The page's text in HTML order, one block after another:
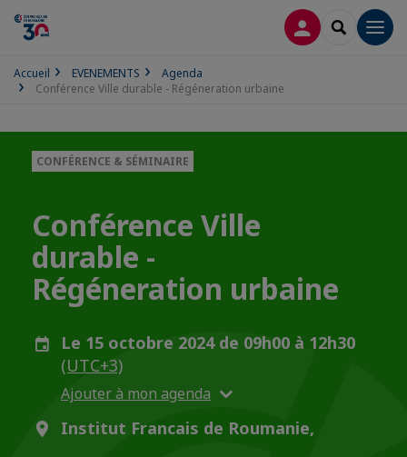
CONNEXION
Accueil EVENEMENTS
Agenda
Conférence Ville durable - Régéneration urbaine
CONFÉRENCE & SÉMINAIRE
Conférence Ville
durable -
Régéneration urbaine
Le 15 octobre 2024 de 09h00 à 12h30
(UTC+3)
Ajouter à mon agenda
Institut Francais de Roumanie,